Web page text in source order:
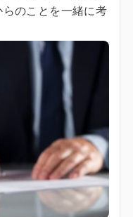
のことを一緒に考